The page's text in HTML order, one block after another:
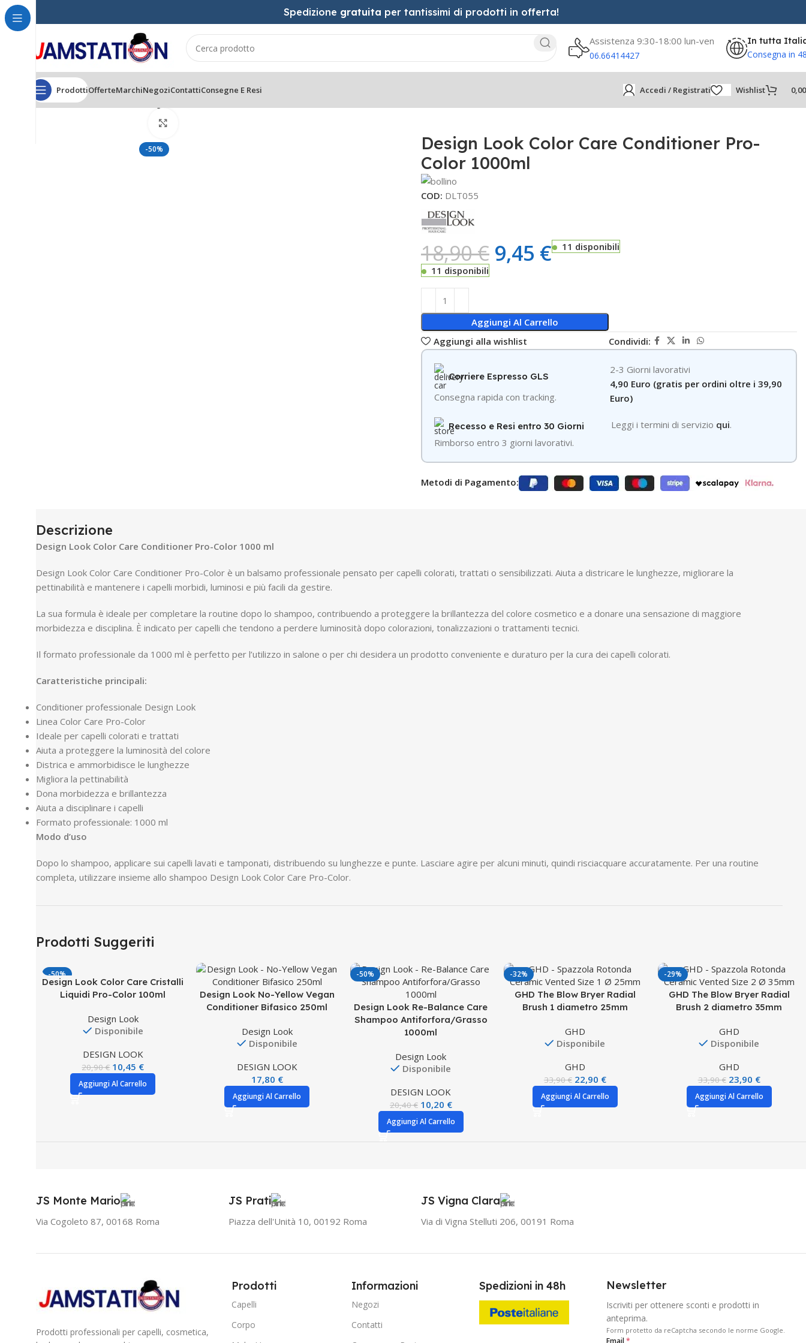
Spedizione gratuita per tantissimi di prodotti in offerta!
Assistenza 9:30-18:00 lun-ven
06.66414427
In tutta
Consegna in
ProdottiOfferteMarchiNegoziContattiConsegne E Resi Accedi / Registrati Wishlist
Home CAPELLI
-50%
Design Look Color Care Conditioner Pro-
Color 1000ml
COD: DLT055
18,90€ 9,45 €
11 disponibili
11 disponibili
Aggiungi Al Carrello
Aggiungi alla wishlist
Condividi:
Corriere Espresso GLS
Consegna rapida con tracking.
2-3 Giorni lavorativi
4,90 Euro (gratis per ordini oltre i 39,90
Euro)
Recesso e Resi entro 30 Giorni
Rimborso entro 3 giorni lavorativi.
Leggi i termini di servizio qui.
Metodi di Pagamento:
Descrizione
Design Look Color Care Conditioner Pro-Color 1000 ml
Design Look Color Care Conditioner Pro-Color è un balsamo professionale pensato per capelli colorati, trattati o sensibilizzati. Aiuta a districare le lunghezze, migliorare la
pettinabilità e mantenere i capelli morbidi, luminosi e più facili da gestire.
La sua formula è ideale per completare la routine dopo lo shampoo, contribuendo a proteggere la brillantezza del colore cosmetico e a donare una sensazione di maggiore
morbidezza e disciplina. È indicato per capelli che tendono a perdere luminosità dopo colorazioni, tonalizzazioni o trattamenti tecnici.
Il formato professionale da 1000 ml è perfetto per l’utilizzo in salone o per chi desidera un prodotto conveniente e duraturo per la cura dei capelli colorati.
Caratteristiche principali:
Conditioner professionale Design Look
Linea Color Care Pro-Color
Ideale per capelli colorati e trattati
Aiuta a proteggere la luminosità del colore
Districa e ammorbidisce le lunghezze
Migliora la pettinabilità
Dona morbidezza e brillantezza
Aiuta a disciplinare i capelli
Formato professionale: 1000 ml
Modo d’uso
Dopo lo shampoo, applicare sui capelli lavati e tamponati, distribuendo su lunghezze e punte. Lasciare agire per alcuni minuti, quindi risciacquare accuratamente. Per una routine
completa, utilizzare insieme allo shampoo Design Look Color Care Pro-Color.
Prodotti Suggeriti
-50%
Design Look Color Care Cristalli
Liquidi Pro-Color 100ml
Design Look
Disponibile
DESIGN LOOK
20,90€ 10,45 €
Aggiungi Al Carrello
Design Look No-Yellow Vegan
Conditioner Bifasico 250ml
Design Look
Disponibile
DESIGN LOOK
17,80 €
Aggiungi Al Carrello
-50%
Design Look Re-Balance Care
Shampoo Antiforfora/Grasso
1000ml
Design Look
Disponibile
DESIGN LOOK
20,40€ 10,20 €
Aggiungi Al Carrello
-32%
GHD The Blow Bryer Radial
Brush 1 diametro 25mm
GHD
Disponibile
GHD
33,90€ 22,90 €
Aggiungi Al Carrello
-29%
GHD The Blow Bryer Radial
Brush 2 diametro 35mm
GHD
Disponibile
GHD
33,90€ 23,90 €
Aggiungi Al Carrello
JS Monte Mario
Via Cogoleto 87, 00168 Roma
JS Prati
Piazza dell'Unità 10, 00192 Roma
JS Vigna Clara
Via di Vigna Stelluti 206, 00191 Roma
Prodotti professionali per capelli, cosmetica,
Prodotti
Capelli
Corpo
Informazioni
Negozi
Contatti
Spedizioni in 48h Newsletter
Iscriviti per ottenere sconti e prodotti in
anteprima.
Form protetto da reCaptcha secondo le norme Google.